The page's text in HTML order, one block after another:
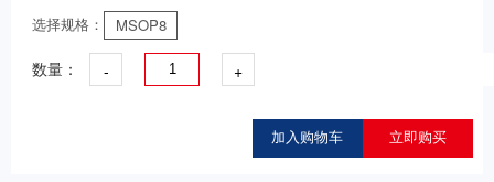
选择规格：
MSOP8
数量： - +
加入购物车 立即购买